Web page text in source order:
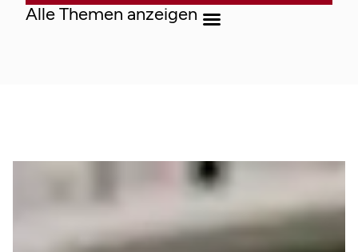
Alle Themen anzeigen